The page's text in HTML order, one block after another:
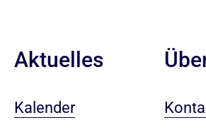
Aktuelles
Kalender